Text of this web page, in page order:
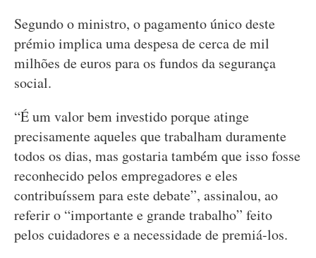
Segundo o ministro, o pagamento único deste
prémio implica uma despesa de cerca de mil
milhões de euros para os fundos da segurança
social.
“É um valor bem investido porque atinge
precisamente aqueles que trabalham duramente
todos os dias, mas gostaria também que isso fosse
reconhecido pelos empregadores e eles
contribuíssem para este debate”, assinalou, ao
referir o “importante e grande trabalho” feito
pelos cuidadores e a necessidade de premiá-los.